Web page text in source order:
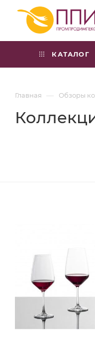
КАТАЛОГ
Главная — Обзоры